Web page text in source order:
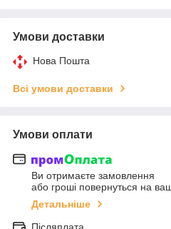
Умови доставки
Нова Пошта
Всі умови доставки
Умови оплати
Ви отримаєте замовлення
або гроші повернуться на
Детальніше